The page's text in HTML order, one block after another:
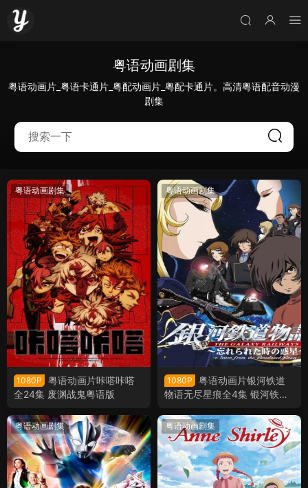
粤语动画剧集
粤语动画片_粤语卡通片_粤配动画片_粤配卡通片。高清粤语配音动漫
剧集
粤语动画剧集
1080P
粤语动画片咔嗒咔嗒
全24集 废渊战鬼粤语版
粤语动画剧集
1080P
粤语动画片银河铁道
物语无尽星痕全4集 银河铁道
粤语动画剧集 粤语动画剧集